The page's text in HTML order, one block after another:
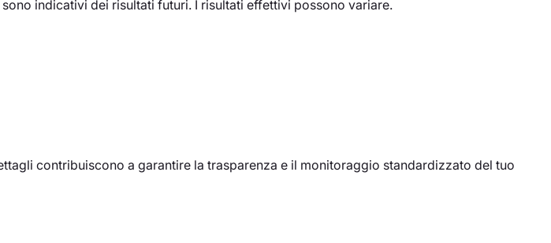
indicativi dei risultati futuri. I risultati effettivi possono variare.
contribuiscono a garantire la trasparenza e il monitoraggio standardizzato del tuo